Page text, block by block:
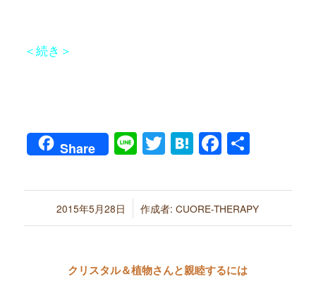
＜続き＞
Share LineTwitter
Hatena共
2015年5月28日
/ 作成者:CUORE-THERAPY
クリスタル＆植物さんと親睦するには